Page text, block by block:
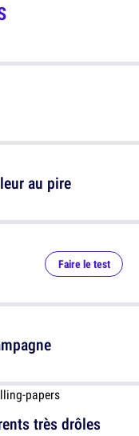
au pire
très drôles
Faire le test